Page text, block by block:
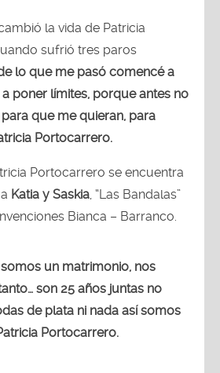
la vida de Patricia
sufrió tres paros
lo que me pasó comencé a
poner límites, porque antes no
que me quieran, para
Portocarrero.
Portocarrero se encuentra
Katia y Saskia, “Las Bandalas”
Bianca – Barranco.
somos un matrimonio, nos
son 25 años juntas no
de plata ni nada así somos
Portocarrero.